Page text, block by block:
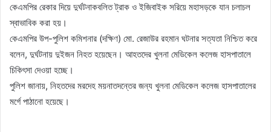
কেএমপির রেকার দিয়ে দুর্ঘটনাকবলিত ট্রাক ও ইজিবাইক সরিয়ে মহাসড়কে যান চলাচল
স্বাভাবিক করা হয়।
কেএমপির উপ-পুলিশ কমিশনার (দক্ষিণ) মো. রেজাউর রহমান ঘটনার সত্যতা নিশ্চিত করে
বলেন, দুর্ঘটনায় দুইজন নিহত হয়েছেন। আহতদের খুলনা মেডিকেল কলেজ হাসপাতালে
চিকিৎসা দেওয়া হচ্ছে।
পুলিশ জানায়, নিহতদের মরদেহ ময়নাতদন্তের জন্য খুলনা মেডিকেল কলেজ হাসপাতালের
মর্গে পাঠানো হয়েছে।